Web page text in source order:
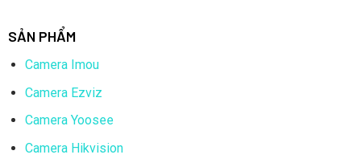
SẢN PHẨM
Camera Imou
Camera Ezviz
Camera Yoosee
Camera Hikvision